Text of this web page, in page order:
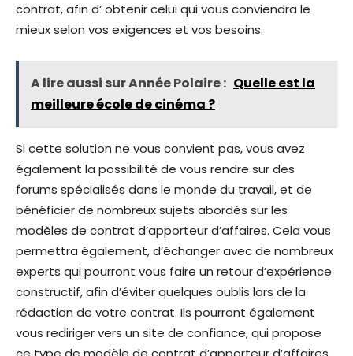
contrat, afin d’ obtenir celui qui vous conviendra le
mieux selon vos exigences et vos besoins.
A lire aussi sur Année Polaire : Quelle est la
meilleure école de cinéma ?
Si cette solution ne vous convient pas, vous avez
également la possibilité de vous rendre sur des
forums spécialisés dans le monde du travail, et de
bénéficier de nombreux sujets abordés sur les
modèles de contrat d’apporteur d’affaires. Cela vous
permettra également, d’échanger avec de nombreux
experts qui pourront vous faire un retour d’expérience
constructif, afin d’éviter quelques oublis lors de la
rédaction de votre contrat. Ils pourront également
vous rediriger vers un site de confiance, qui propose